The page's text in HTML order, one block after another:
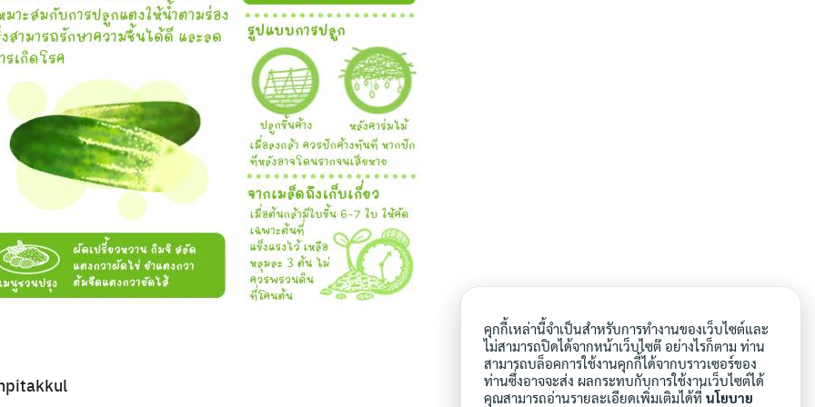
คุกกี้เหล่านี้จำเป็นสำหรับการทำงานของเว็บไซต์และ
ไม่สามารถปิดได้จากหน้าเว็บไซต๊ อย่างไรก็ตาม ท่าน
สามารถบล็อคการใช้งานคุกกี้ได้จากบราวเซอร์ของ
ท่านซึ่งอาจจะส่ง ผลกระทบกับการใช้งานเว็บไซต์ได้
คุณสามารถอ่านรายละเอียดเพิ่มเติมได้ที่ นโยบาย